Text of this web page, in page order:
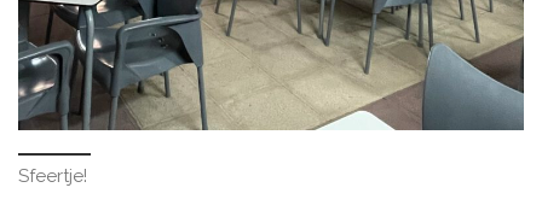
Sfeertje!